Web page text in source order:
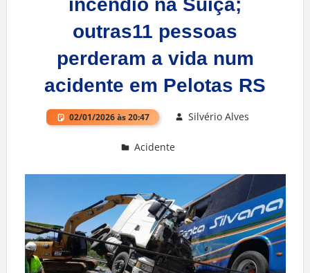
incêndio na Suíça;
outras11 pessoas
perderam a vida num
acidente em Pelotas RS
02/01/2026 às 20:47 Silvério Alves
Acidente